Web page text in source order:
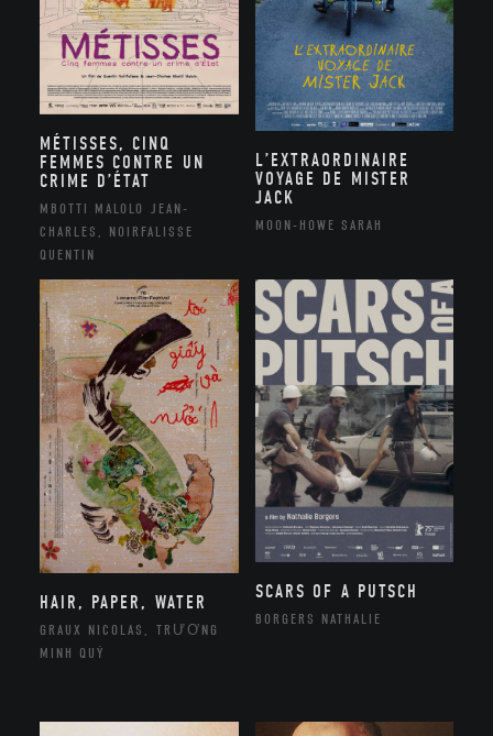
MÉTISSES, CINQ
FEMMES CONTRE UN
CRIME D’ÉTAT
MBOTTI MALOLO JEAN-
CHARLES, NOIRFALISSE
QUENTIN
L’EXTRAORDINAIRE
VOYAGE DE MISTER
JACK
MOON-HOWE SARAH
HAIR, PAPER, WATER
GRAUX NICOLAS, TRƯƠNG
MINH QUÝ
SCARS OF A PUTSCH
BORGERS NATHALIE